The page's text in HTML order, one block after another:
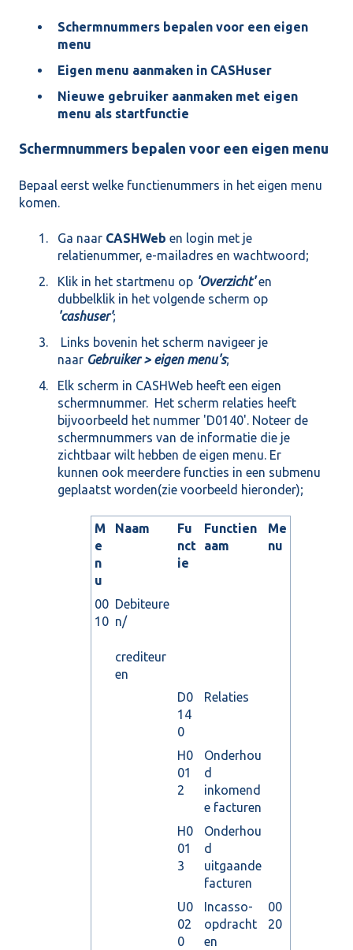
Schermnummers bepalen voor een eigen
menu
Eigen menu aanmaken in CASHuser
Nieuwe gebruiker aanmaken met eigen
menu als startfunctie
Schermnummers bepalen voor een eigen menu
Bepaal eerst welke functienummers in het eigen menu
komen.
Ga naar CASHWeb en login met je
relatienummer, e-mailadres en wachtwoord;
Klik in het startmenu op 'Overzicht'en
dubbelklik in het volgende scherm op
'cashuser';
Links bovenin het scherm navigeer je
naar Gebruiker > eigen menu's;
Elk scherm in CASHWeb heeft een eigen
schermnummer. Het scherm relaties heeft
bijvoorbeeld het nummer 'D0140'. Noteer de
schermnummers van de informatie die je
zichtbaar wilt hebben de eigen menu. Er
kunnen ook meerdere functies in een submenu
geplaatst worden(zie voorbeeld hieronder);
M
e
n
u
Naam
Fu
nct
ie
Functien
aam
Me
nu
00
10
Debiteure
n/
crediteur
en
D0
14
0
Relaties
H0
01
2
Onderhou
d
inkomend
e facturen
H0
01
3
Onderhou
d
uitgaande
facturen
U0
02
0
Incasso-
opdracht
en
00
20